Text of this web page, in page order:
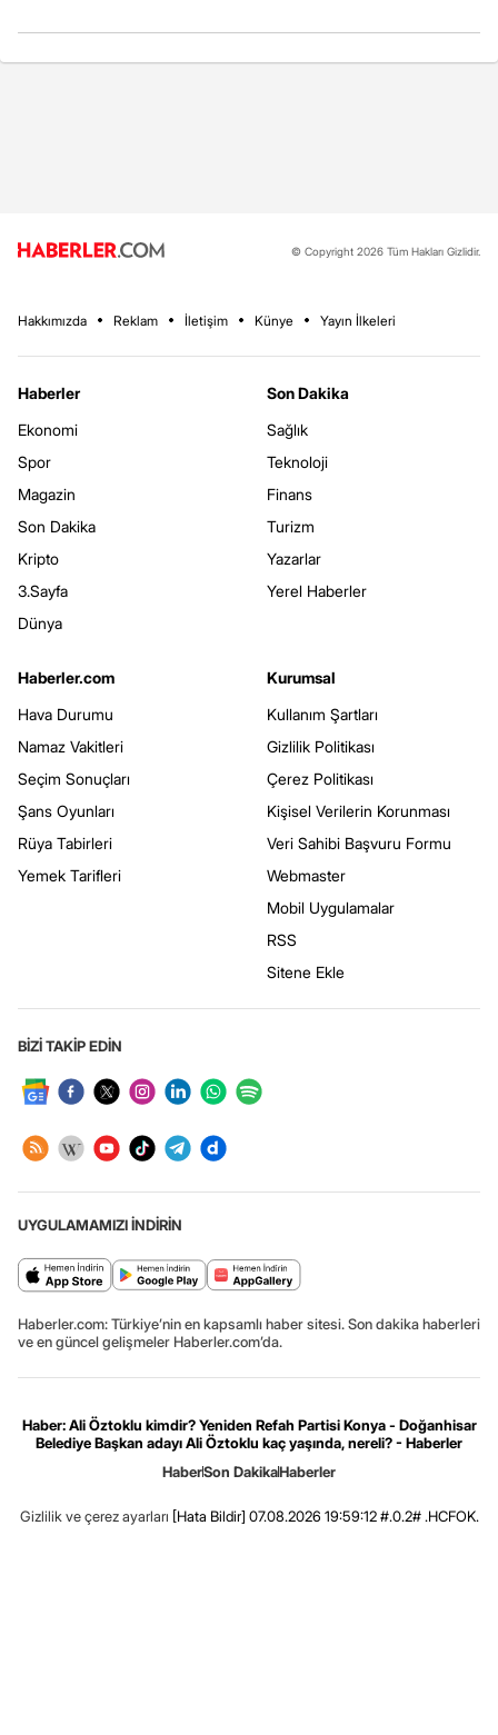
© Copyright 2026 Tüm Hakları Gizlidir.
Hakkımızda Reklam İletişim Künye Yayın İlkeleri
Haberler
Ekonomi
Spor
Magazin
Son Dakika
Kripto
3.Sayfa
Dünya
Son Dakika
Sağlık
Teknoloji
Finans
Turizm
Yazarlar
Yerel Haberler
Haberler.com
Hava Durumu
Namaz Vakitleri
Seçim Sonuçları
Şans Oyunları
Rüya Tabirleri
Yemek Tarifleri
Kurumsal
Kullanım Şartları
Gizlilik Politikası
Çerez Politikası
Kişisel Verilerin Korunması
Veri Sahibi Başvuru Formu
Webmaster
Mobil Uygulamalar
RSS
Sitene Ekle
BİZİ TAKİP EDİN
UYGULAMAMIZI İNDİRİN
Haberler.com: Türkiye’nin en kapsamlı haber sitesi. Son dakika haberleri
ve en güncel gelişmeler Haberler.com’da.
Haber: Ali Öztoklu kimdir? Yeniden Refah Partisi Konya - Doğanhisar
Belediye Başkan adayı Ali Öztoklu kaç yaşında, nereli? - Haberler
HaberSon DakikaHaberler
Gizlilik ve çerez ayarları [Hata Bildir] 07.08.2026 19:59:12 #.0.2# .HCFOK.